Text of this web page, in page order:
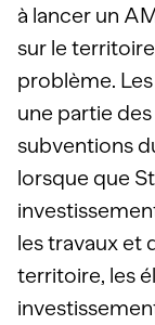
à lancer un
sur le
problème.
une partie
subventions
lorsque que
les travaux et
territoire, les